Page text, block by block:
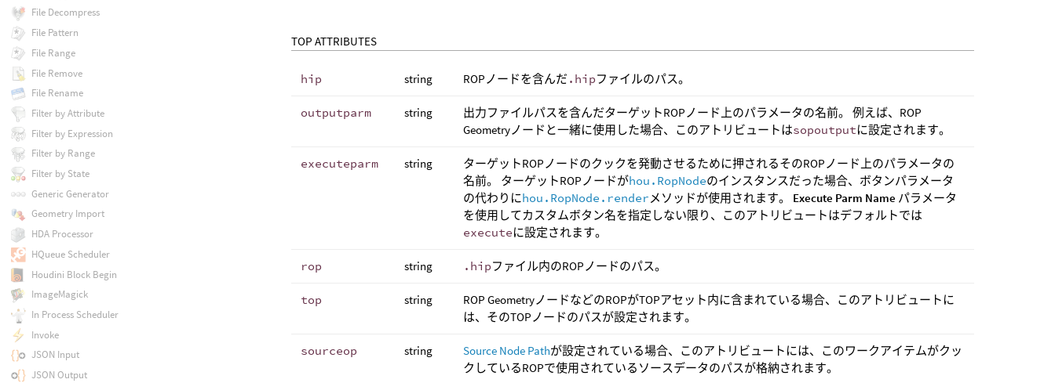
TOP ATTRIBUTES
hip string ROPノードを含んだ .hipファイルのパス。
outputparm string
出力ファイルパスを含んだターゲットROPノード上のパラメータの名前。 例えば、ROP
Geometryノードと一緒に使用した場合、このアトリビュートはsopoutputに設定されます。
executeparm string
ターゲットROPノードのクックを発動させるために押されるそのROPノード上のパラメータの
名前。 ターゲットROPノードがhou.RopNodeのインスタンスだった場合、ボタンパラメータ
の代わりにhou.RopNode.render メソッドが使用されます。 Execute Parm Name パラメータ
を使用してカスタムボタン名を指定しない限り、このアトリビュートはデフォルトでは
executeに設定されます。
rop string .hipファイル内のROPノードのパス。
top string
ROP GeometryノードなどのROPがTOPアセット内に含まれている場合、このアトリビュートに
は、そのTOPノードのパスが設定されます。
sourceop string Source Node Pathが設定されている場合、このアトリビュートには、このワークアイテムがクッ
クしているROPで使用されているソースデータのパスが格納されます。
File Decompress
File Pattern
File Range
File Remove
File Rename
Filter by Attribute
Filter by Expression
Filter by Range
Filter by State
Generic Generator
Geometry Import
HDA Processor
HQueue Scheduler
Houdini Block Begin
ImageMagick
In Process Scheduler
Invoke
JSON Input
JSON Output